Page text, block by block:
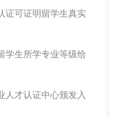
证可证明留学生真实
学生所学专业等级给
人才认证中心颁发入